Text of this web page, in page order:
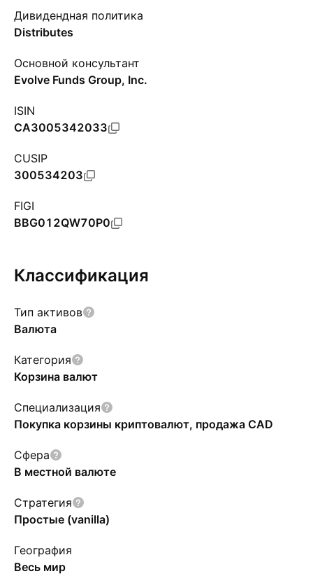
Дивидендная политика
Distributes
Основной консультант
Evolve Funds Group, Inc.
ISIN
CA3005342033
CUSIP
300534203
FIGI
BBG012QW70P0
Классификация
Тип активов
Валюта
Категория
Корзина валют
Специализация
Покупка корзины криптовалют, продажа CAD
Сфера
В местной валюте
Стратегия
Простые (vanilla)
География
Весь мир